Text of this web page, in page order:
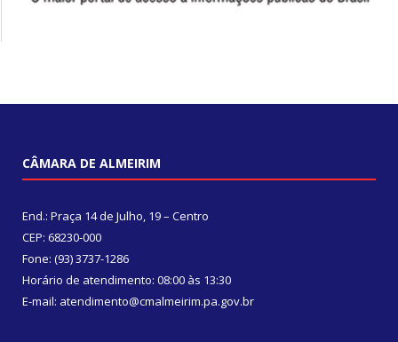
CÂMARA DE ALMEIRIM
End.: Praça 14 de Julho, 19 – Centro
CEP: 68230-000
Fone: (93) 3737-1286
Horário de atendimento: 08:00 às 13:30
E-mail: atendimento@cmalmeirim.pa.gov.br